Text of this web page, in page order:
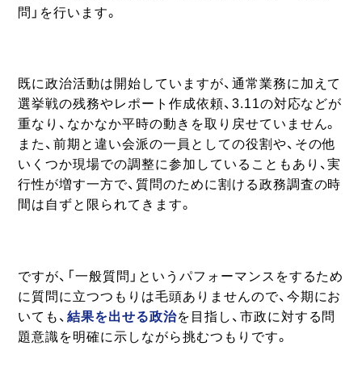
問」を行います。
既に政治活動は開始していますが、通常業務に加えて
選挙戦の残務やレポート作成依頼、3.11の対応などが
重なり、なかなか平時の動きを取り戻せていません。
また、前期と違い会派の一員としての役割や、その他
いくつか現場での調整に参加していることもあり、実
行性が増す一方で、質問のために割ける政務調査の時
間は自ずと限られてきます。
ですが、「一般質問」というパフォーマンスをするため
に質問に立つつもりは毛頭ありませんので、今期にお
いても、結果を出せる政治を目指し、市政に対する問
題意識を明確に示しながら挑むつもりです。